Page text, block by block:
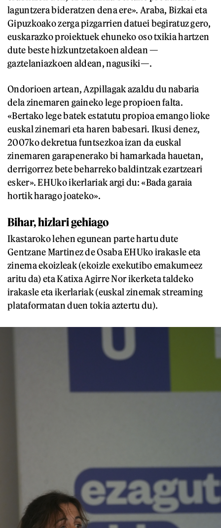
laguntzera bideratzen dena ere». Araba, Bizkai eta
Gipuzkoako zerga pizgarrien datuei begiratuz gero,
euskarazko proiektuek ehuneko oso txikia hartzen
dute beste hizkuntzetakoen aldean —
gaztelaniazkoen aldean, nagusiki—.
Ondorioen artean, Azpillagak azaldu du nabaria
dela zinemaren gaineko lege propioen falta.
«Bertako lege batek estatutu propioa emango lioke
euskal zinemari eta haren babesari. Ikusi denez,
2007ko dekretua funtsezkoa izan da euskal
zinemaren garapenerako bi hamarkada hauetan,
derrigorrez bete beharreko baldintzak ezartzeari
esker». EHUko ikerlariak argi du: «Bada garaia
hortik harago joateko».
Bihar, hizlari gehiago
Ikastaroko lehen egunean parte hartu dute
Gentzane Martinez de Osaba EHUko irakasle eta
zinema ekoizleak (ekoizle exekutibo emakumeez
aritu da) eta Katixa Agirre Nor ikerketa taldeko
irakasle eta ikerlariak (euskal zinemak streaming
plataformatan duen tokia aztertu du).